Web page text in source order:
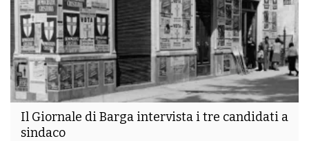
Il Giornale di Barga intervista i tre candidati a
sindaco